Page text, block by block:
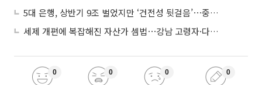
5대 은행, 상반기 9조 벌었지만 ‘건전성 뒷걸음’⋯중기대출 문턱 높아지나
세제 개편에 복잡해진 자산가 셈법⋯강남 고령자·다주택자 ‘자산재편 고심’
0 0 0 0